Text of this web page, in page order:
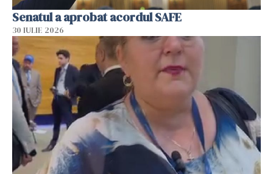
Senatul a aprobat acordul SAFE
30 IULIE 2026